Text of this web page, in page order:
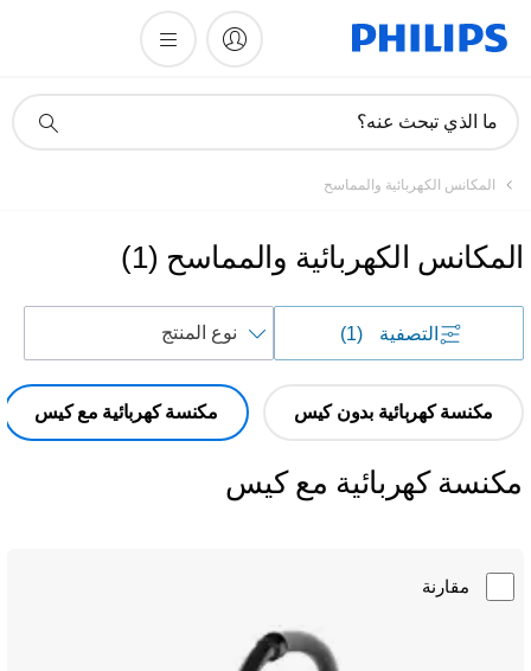
دعم
ما الذي تبحث عنه؟
المكانس الكهربائية والمماسح
المكانس الكهربائية والمماسح (
1
)
التصفية
حسب
مكنسة كهربائية بدون كيس مكنسة كهربائية مع كيس
مكنسة كهربائية مع كيس
مقارنة